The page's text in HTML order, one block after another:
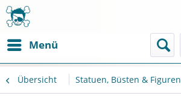
Menü
Übersicht Statuen, Büsten & Figuren